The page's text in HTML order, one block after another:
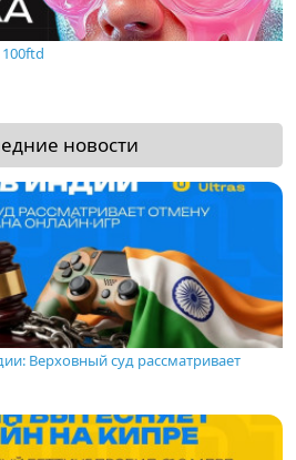
новости
Верховный суд рассматривает